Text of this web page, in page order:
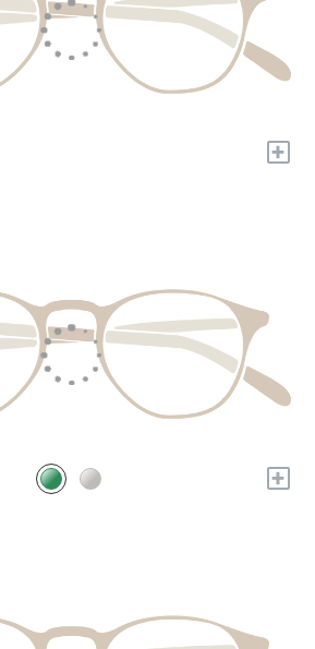
+
+